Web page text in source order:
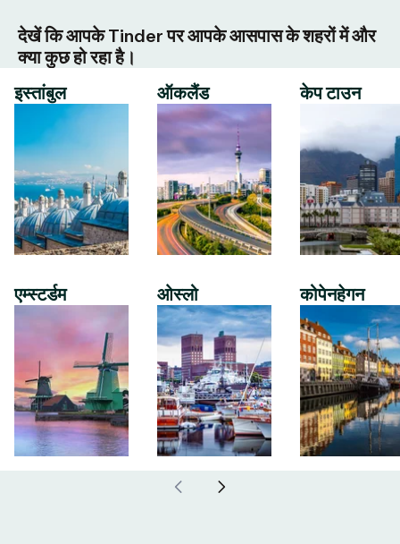
देखें कि आपके Tinder पर आपके आसपास के शहरों में और
क्या कुछ हो रहा है।
इस्तांबुल
एम्स्टर्डम
ऑकलैंड
ओस्लो
केप टाउन
कोपेनहेगन